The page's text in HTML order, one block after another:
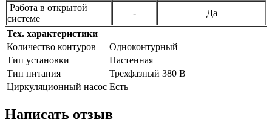
Работа в открытой
системе
-
Да
Тех. характеристики
Количество контуров
Одноконтурный
Тип установки
Настенная
Тип питания
Трехфазный 380 В
Циркуляционный насос Есть
Написать отзыв